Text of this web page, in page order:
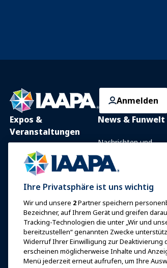
Anmelden
Expos &
Veranstaltungen
IAAPA Expo
Expo Europa
Expo Asien
Expo Naher Osten
Kommende
Veranstaltungen
Bei einer Expo oder
Veranstaltung sprechen
News & Funwelt
Nachrichten und
Mit IAAPA werben
Frühere Ausgaben
Schreiben Sie für
Ihre Privatsphäre ist uns wichtig
Wir und unsere 2Partner speichern
Bezeichner, auf Ihrem Gerät und greifen
Tracking-Technologien die unter „Wir und
bereitzustellen“ genannten Zwecke
Widerruf Ihrer Einwilligung zur Deaktivierung
erscheinen möglicherweise Inhalte und
Menü jederzeit erneut aufrufen, um Ihre